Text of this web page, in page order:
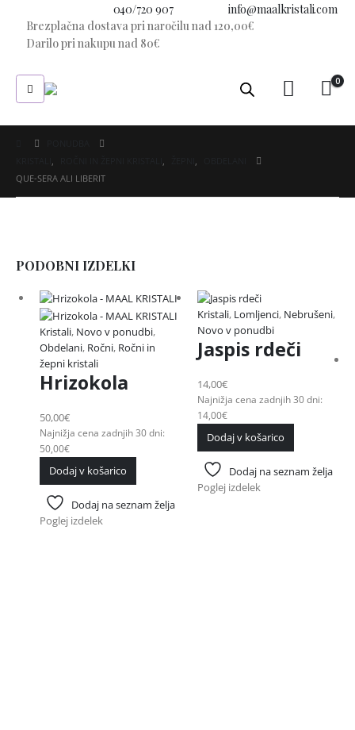
040/720 907
info@maalkristali.com
Brezplačna dostava pri naročilu nad 120,00€
Darilo pri nakupu nad 80€
0
, , ,
QUE-SERA ALI LIBERIT
PODOBNI IZDELKI
Kristali, Novo v ponudbi,
Obdelani, Ročni, Ročni in
žepni kristali
Hrizokola
50,00€
Najnižja cena zadnjih 30 dni:
50,00€
Dodaj v košarico
Dodaj na seznam želja
Poglej izdelek
Kristali, Lomljenci, Nebrušeni,
Novo v ponudbi
Jaspis rdeči
14,00€
Najnižja cena zadnjih 30 dni:
14,00€
Dodaj v košarico
Dodaj na seznam želja
Poglej izdelek